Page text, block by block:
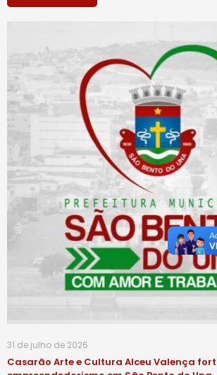
31 de julho de 2026
Casarão Arte e Cultura Alceu Valença